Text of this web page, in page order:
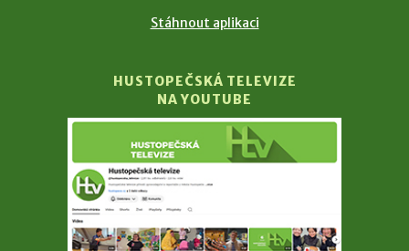
Stáhnout aplikaci
HUSTOPEČSKÁ TELEVIZE
NA YOUTUBE